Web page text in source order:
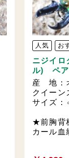
人気 お
ニジイロ
ル) ペア
産 地：
クイーン
サイズ
★前胸背
カール